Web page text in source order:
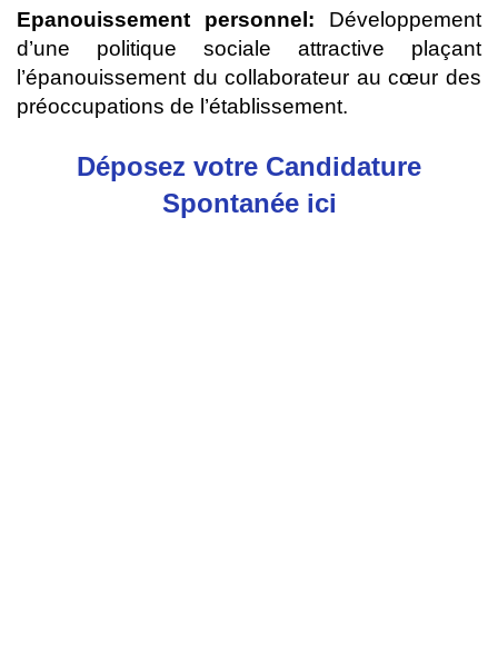
Epanouissement personnel: Développement
d’une politique sociale attractive plaçant
l’épanouissement du collaborateur au cœur des
préoccupations de l’établissement.
Déposez votre Candidature
Spontanée ici